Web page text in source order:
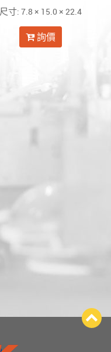
尺寸: 7.8 × 15.0 × 22.4
詢價